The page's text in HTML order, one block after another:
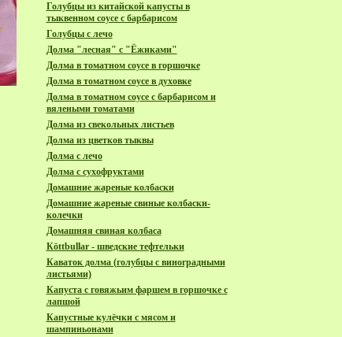
Голубцы из китайской капусты в
тыквенном соусе с барбарисом
Голубцы с лечо
Долма "лесная" с "Ёжиками"
Долма в томатном соусе в горшочке
Долма в томатном соусе в духовке
Долма в томатном соусе с барбарисом и
вялеными томатами
Долма из свекольных листьев
Долма из цветков тыквы
Долма с лечо
Долма с сухофруктами
Домашние жареные колбаски
Домашние жареные свиные колбаски-
колечки
Домашняя свиная колбаса
Кöttbullar - шведские тефтельки
Каваток долма (голубцы с виноградными
листьями)
Капуста с говяжьим фаршем в горшочке с
лапшой
Капустные кулёчки с мясом и
шампиньонами